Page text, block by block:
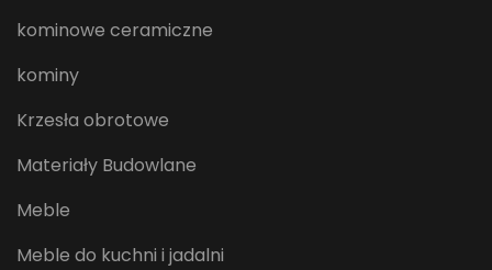
kominowe ceramiczne
kominy
Krzesła obrotowe
Materiały Budowlane
Meble
Meble do kuchni i jadalni